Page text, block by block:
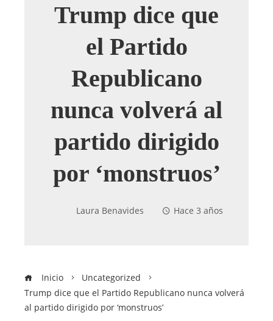
Trump dice que
el Partido
Republicano
nunca volverá al
partido dirigido
por ‘monstruos’
Laura Benavides Hace 3 años
Inicio
Uncategorized
Trump dice que el Partido Republicano nunca volverá
al partido dirigido por ‘monstruos’